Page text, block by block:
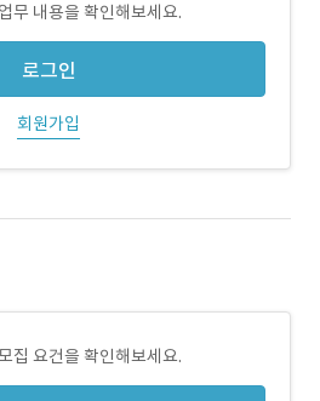
무 내용을 확인해보세요.
로그인
회원가입
집 요건을 확인해보세요.